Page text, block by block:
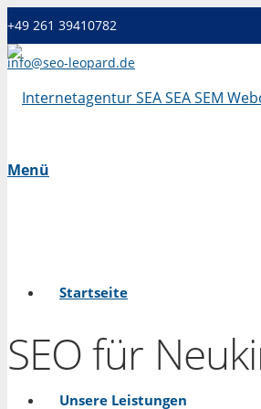
+49 261 39410782
info@seo-leopard.de
Mo - Fr 09.00 Uhr - 18.00 Uhr
Menü
Startseite
Unsere Leistungen
SEO für